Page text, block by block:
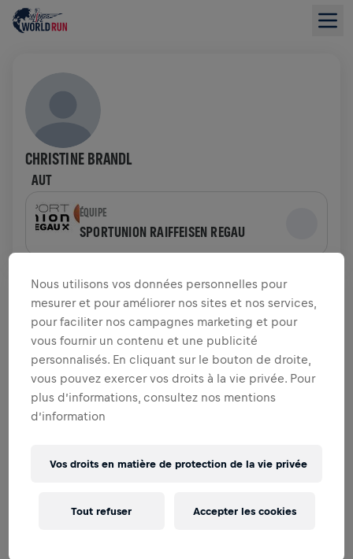
CHRISTINE BRANDL
AUT
ÉQUIPE
SPORTUNION RAIFFEISEN REGAU
APERÇU DE LA COLLECTE DE FONDS
0,00 $US LEVÉS DE OBJECTIF DE 0,00 $US
COLLECTE DE FONDS DONNER
Faites un don pour faire la différence ! 100% de
l'argent collecté est destiné à la recherche sur la
HISTOIRE
WINGS FOR LIFE WORLD RUN 2026
Nous utilisons vos données personnelles pour
mesurer et pour améliorer nos sites et nos services,
pour faciliter nos campagnes marketing et pour
vous fournir un contenu et une publicité
personnalisés. En cliquant sur le bouton de droite,
vous pouvez exercer vos droits à la vie privée. Pour
plus d’informations, consultez nos mentions
d’information
Vos droits en matière de protection de la vie privée
Tout refuser Accepter les cookies